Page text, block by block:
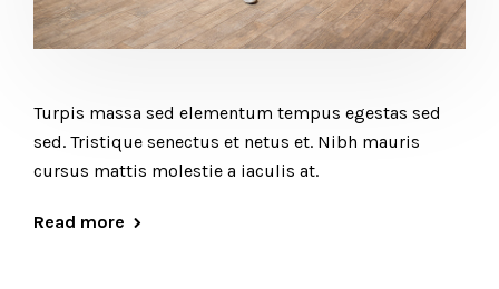
Turpis massa sed elementum tempus egestas sed
sed. Tristique senectus et netus et. Nibh mauris
cursus mattis molestie a iaculis at.
Read more